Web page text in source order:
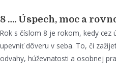
8 …. Úspech, moc a
Rok s číslom 8 je rokom, kedy cez
upevniť dôveru v seba. To, či
odvahy, húževnatosti a osobnej